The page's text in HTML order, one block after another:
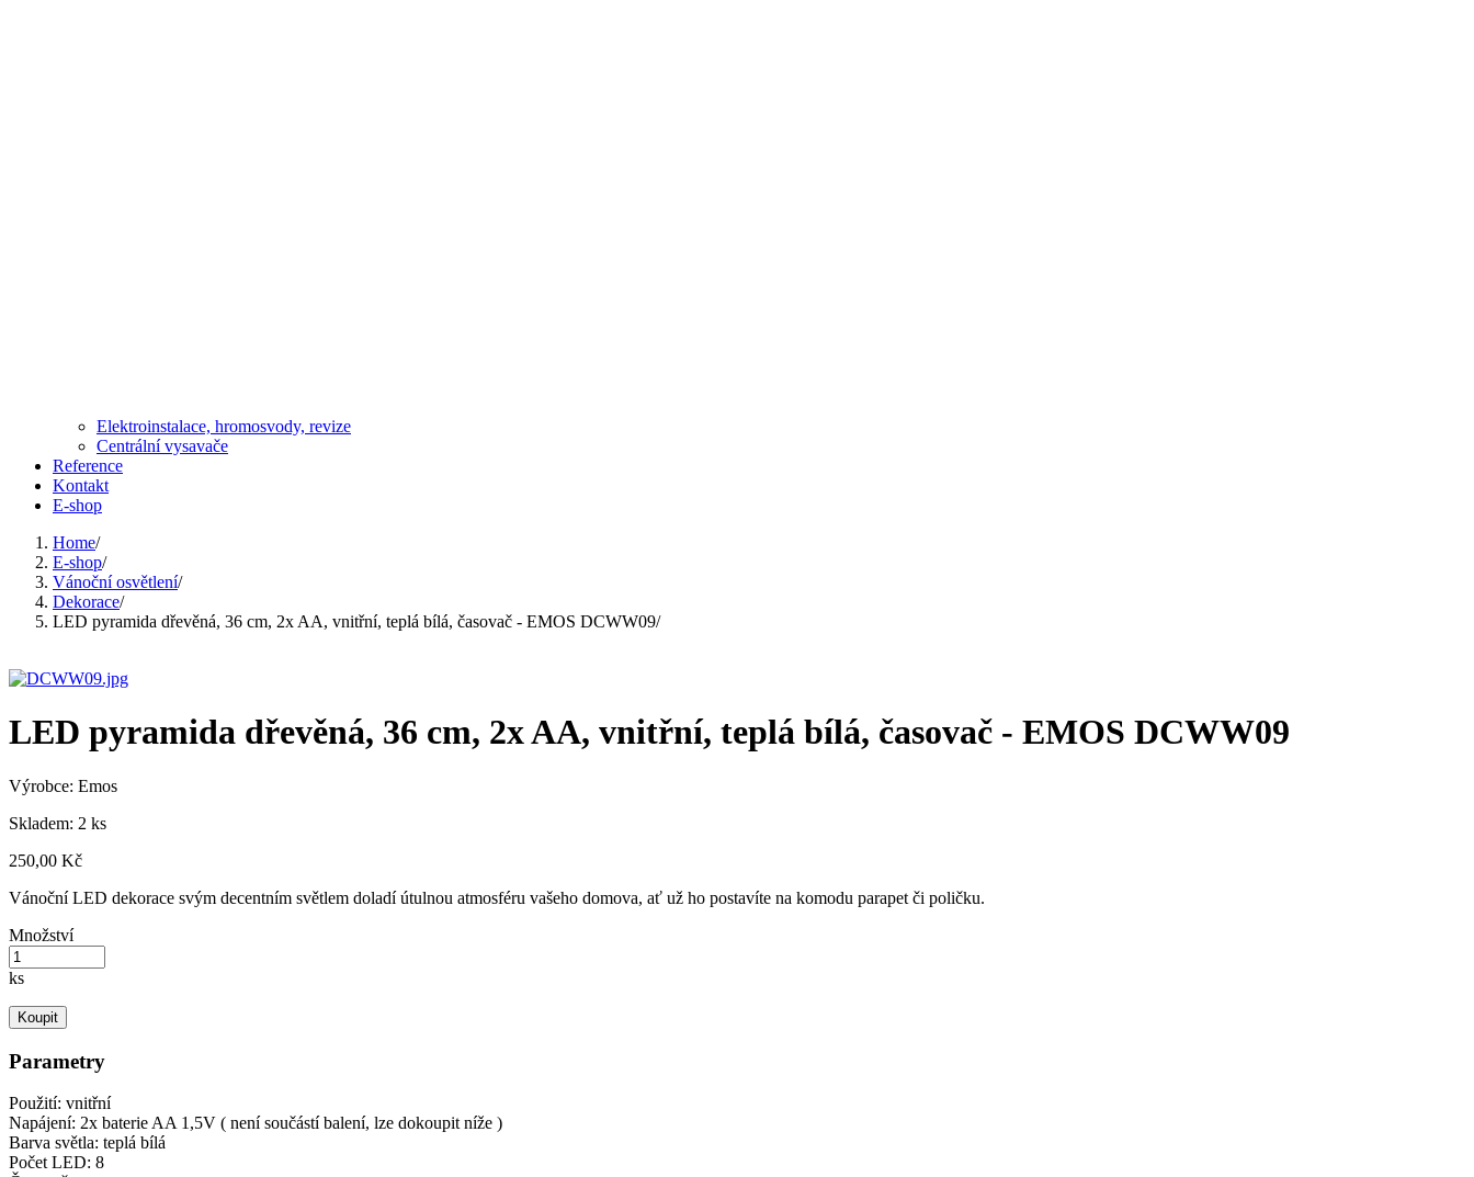
Elektroinstalace, hromosvody, revize
Centrální vysavače
Reference
Kontakt
E-shop
Home/
E-shop/
Vánoční osvětlení/
Dekorace/
LED pyramida dřevěná, 36 cm, 2x AA, vnitřní, teplá bílá, časovač - EMOS DCWW09/
LED pyramida dřevěná, 36 cm, 2x AA, vnitřní, teplá bílá, časovač - EMOS DCWW09
Výrobce: Emos
Skladem: 2 ks
250,00 Kč
Vánoční LED dekorace svým decentním světlem doladí útulnou atmosféru vašeho domova, ať už ho postavíte na komodu parapet či poličku.
Množství
ks
Koupit
Parametry
Použití: vnitřní
Napájení: 2x baterie AA 1,5V ( není součástí balení, lze dokoupit níže )
Barva světla: teplá bílá
Počet LED: 8